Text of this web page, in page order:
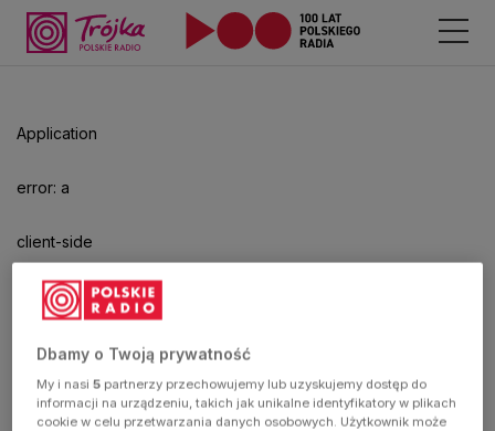
Application
error: a
client-side
exception
has
occurred
aby
odtwarzać.
Dbamy o Twoją prywatność
My i nasi5 partnerzy przechowujemy lub uzyskujemy dostęp do
informacji na urządzeniu, takich jak unikalne identyfikatory w plikach
cookie w celu przetwarzania danych osobowych. Użytkownik może